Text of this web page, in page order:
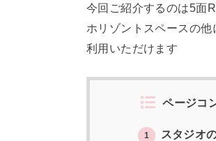
今回ご紹介するのは5面
ホリゾントスペースの
利用いただけます
ページコ
1 スタジオ